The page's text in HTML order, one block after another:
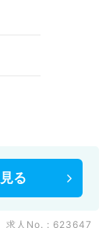
見る
求人No. : 623647